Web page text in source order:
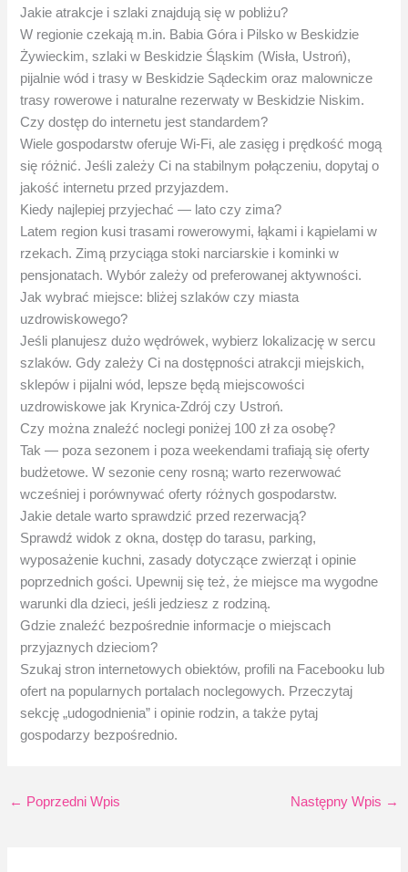
Jakie atrakcje i szlaki znajdują się w pobliżu?
W regionie czekają m.in. Babia Góra i Pilsko w Beskidzie
Żywieckim, szlaki w Beskidzie Śląskim (Wisła, Ustroń),
pijalnie wód i trasy w Beskidzie Sądeckim oraz malownicze
trasy rowerowe i naturalne rezerwaty w Beskidzie Niskim.
Czy dostęp do internetu jest standardem?
Wiele gospodarstw oferuje Wi‑Fi, ale zasięg i prędkość mogą
się różnić. Jeśli zależy Ci na stabilnym połączeniu, dopytaj o
jakość internetu przed przyjazdem.
Kiedy najlepiej przyjechać — lato czy zima?
Latem region kusi trasami rowerowymi, łąkami i kąpielami w
rzekach. Zimą przyciąga stoki narciarskie i kominki w
pensjonatach. Wybór zależy od preferowanej aktywności.
Jak wybrać miejsce: bliżej szlaków czy miasta
uzdrowiskowego?
Jeśli planujesz dużo wędrówek, wybierz lokalizację w sercu
szlaków. Gdy zależy Ci na dostępności atrakcji miejskich,
sklepów i pijalni wód, lepsze będą miejscowości
uzdrowiskowe jak Krynica-Zdrój czy Ustroń.
Czy można znaleźć noclegi poniżej 100 zł za osobę?
Tak — poza sezonem i poza weekendami trafiają się oferty
budżetowe. W sezonie ceny rosną; warto rezerwować
wcześniej i porównywać oferty różnych gospodarstw.
Jakie detale warto sprawdzić przed rezerwacją?
Sprawdź widok z okna, dostęp do tarasu, parking,
wyposażenie kuchni, zasady dotyczące zwierząt i opinie
poprzednich gości. Upewnij się też, że miejsce ma wygodne
warunki dla dzieci, jeśli jedziesz z rodziną.
Gdzie znaleźć bezpośrednie informacje o miejscach
przyjaznych dzieciom?
Szukaj stron internetowych obiektów, profili na Facebooku lub
ofert na popularnych portalach noclegowych. Przeczytaj
sekcję „udogodnienia” i opinie rodzin, a także pytaj
gospodarzy bezpośrednio.
← Poprzedni Wpis Następny Wpis →